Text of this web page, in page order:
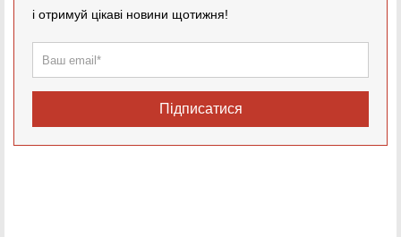
і отримуй цікаві новини щотижня!
Підписатися